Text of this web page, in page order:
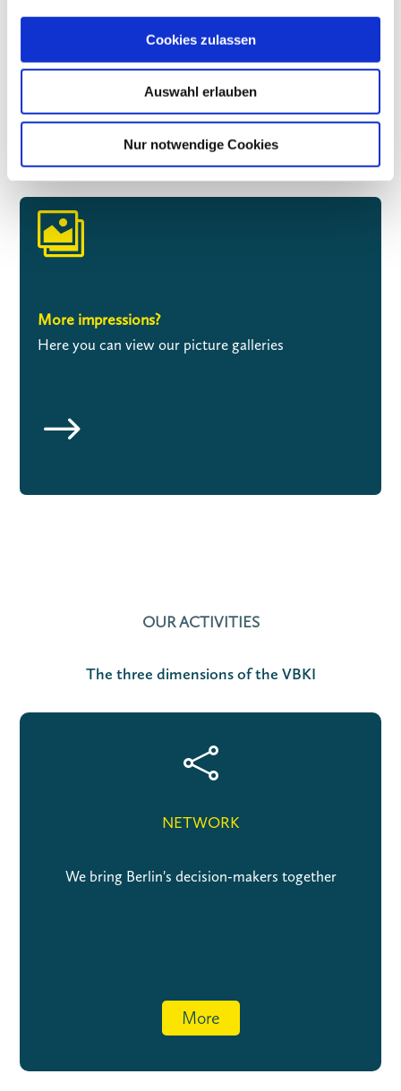
Cookies zulassen
Auswahl erlauben
Nur notwendige Cookies
1

More impressions?
Here you can view our picture galleries
$
OUR ACTIVITIES
The three dimensions of the VBKI

NETWORK
We bring Berlin's decision-makers together
More